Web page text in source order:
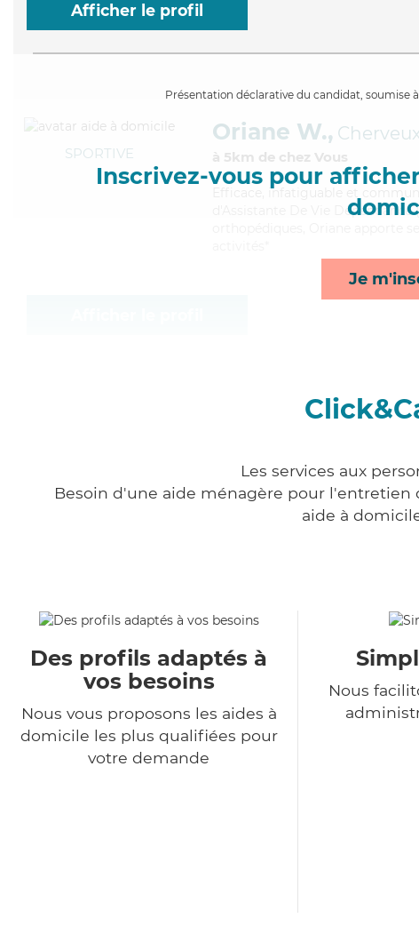
Afficher le profil
Présentation déclarative du candidat, soumise
Inscrivez-vous pour
Je
SPORTIVE
Oriane W.,
à 5km de chez Vous
, infatiguable et
d'Assistante De Vie
Les services aux
Besoin d'une aide ménagère pour
aide à
Des profils adaptés à
vos besoins
Nous vous proposons les aides à
domicile les plus qualifiées pour
votre demande
Nous